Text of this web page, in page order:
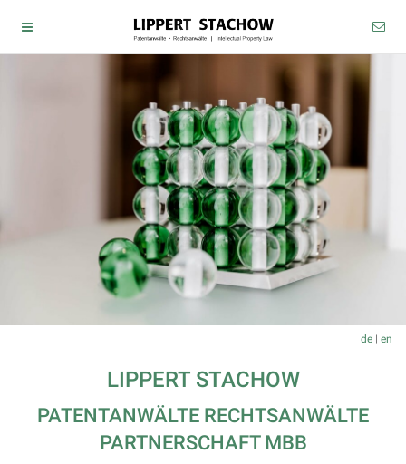
de | en
LIPPERT STACHOW
PATENTANWÄLTE RECHTSANWÄLTE
PARTNERSCHAFT MBB